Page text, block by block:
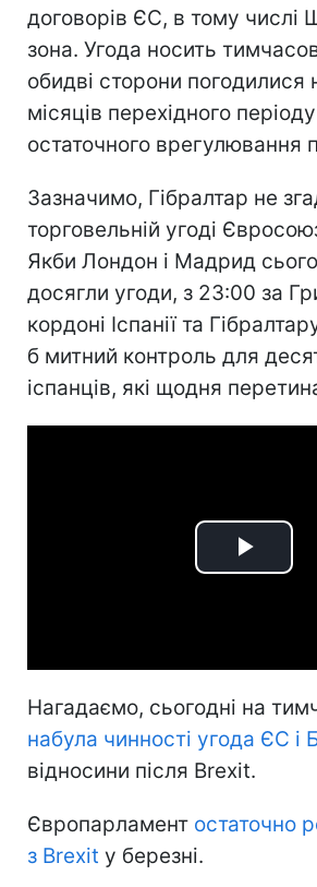
договорів ЄС, в тому числі
зона. Угода носить
обидві сторони погодилися
місяців перехідного
остаточного врегулювання
Зазначимо, Гібралтар не
торговельній угоді
Якби Лондон і Мадрид
досягли угоди, з 23:00 за
кордоні Іспанії та
б митний контроль для
іспанців, які щодня
Play
Нагадаємо, сьогодні на
набула чинності угода ЄС і
відносини після Brexit.
Європарламент остаточно
з Brexit у березні.